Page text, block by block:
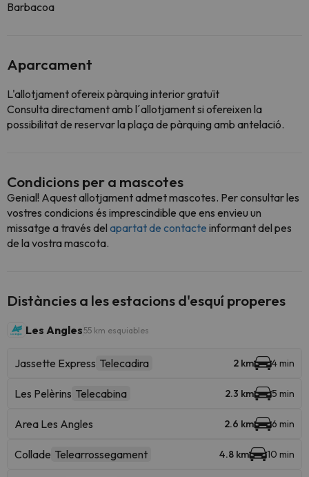
Barbacoa
Aparcament
L'allotjament ofereix pàrquing interior gratuït
Consulta directament amb l´allotjament si ofereixen la
possibilitat de reservar la plaça de pàrquing amb antelació.
Condicions per a mascotes
Genial! Aquest allotjament admet mascotes. Per consultar les
vostres condicions és imprescindible que ens envieu un
missatge a través del apartat de contacte informant del pes
de la vostra mascota.
Distàncies a les estacions d'esquí properes
Les Angles 55 km esquiables
Jassette Express Telecadira 2 km 4 min
Les Pelèrins Telecabina 2.3 km 5 min
Area Les Angles 2.6 km 6 min
Collade Telearrossegament 4.8 km 10 min